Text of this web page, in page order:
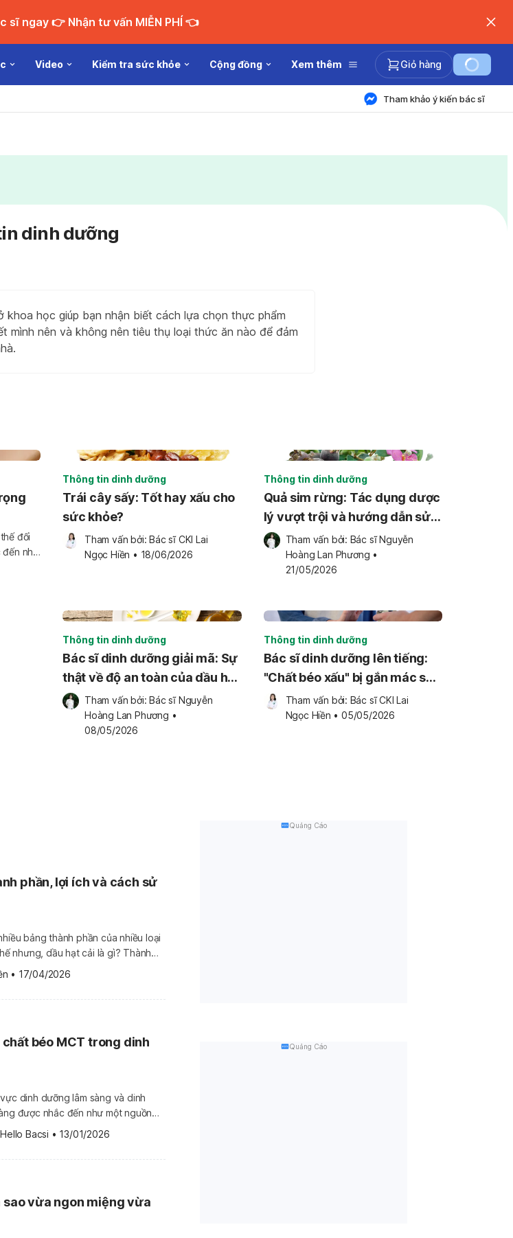
Chat với Bác sĩ ngay 👉 Nhận tư vấn MIỄN PHÍ 👈
Video Kiểm tra sức khỏe Cộng đồng Xem thêm Giỏ hàng
Tham khảo ý kiến bác sĩ
dinh dưỡng
học giúp bạn nhận biết cách lựa chọn thực phẩm
mình nên và không nên tiêu thụ loại thức ăn nào để đảm
đối
đến như
sản
Thông tin dinh dưỡng
Trái cây sấy: Tốt hay xấu cho
sức khỏe?
Tham vấn bởi: Bác sĩ CKI Lai
Ngọc Hiền • 18/06/2026
Thông tin dinh dưỡng
Quả sim rừng: Tác dụng dược
lý vượt trội và hướng dẫn sử
dụng an toàn
Tham vấn bởi: Bác sĩ Nguyễn
Hoàng Lan Phương •
21/05/2026
Thông tin dinh dưỡng
Bác sĩ dinh dưỡng giải mã: Sự
thật về độ an toàn của dầu hạt
cải theo chuẩn Quốc tế GRAS
- FDA
Tham vấn bởi: Bác sĩ Nguyễn
Hoàng Lan Phương •
08/05/2026
Thông tin dinh dưỡng
Bác sĩ dinh dưỡng lên tiếng:
"Chất béo xấu" bị gắn mác sai
như thế nào?
Tham vấn bởi: Bác sĩ CKI Lai
Ngọc Hiền • 05/05/2026
phần, lợi ích và cách sử
bảng thành phần của nhiều loại
nhưng, dầu hạt cải là gì? Thành
Với trẻ nhỏ, việc dùng các loại thực
• 17/04/2026
béo MCT trong dinh
dinh dưỡng lâm sàng và dinh
được nhắc đến như một nguồn
ai cũng hiểu rõ MCT là gì, khác
Bacsi • 13/01/2026
sao vừa ngon miệng vừa
Quảng Cáo
Quảng Cáo